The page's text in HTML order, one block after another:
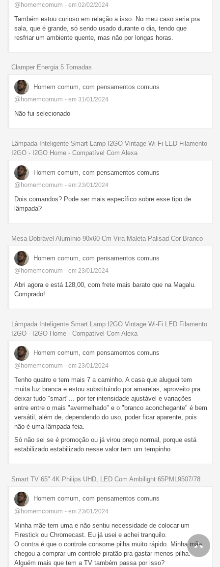
@homemcomum - em 02/02/2024
Também estou curioso em relação a isso. No meu caso seria pra
sala, que é grande, só sendo usado durante o dia, tendo que
resfriar um ambiente quente, mas não por longas horas.
Clamper Energia 5 Tomadas
Homem comum, com pensamentos comuns
@homemcomum - em 31/01/2024
Não fui selecionado
Lâmpada Inteligente Smart Lamp I2GO Vintage Wi-Fi LED Filamento
I2GO - I2GO Home - Compatível Com Alexa
Homem comum, com pensamentos comuns
@homemcomum - em 23/01/2024
Dois comandos? Pode ser mais específico sobre esse tipo de
lâmpada?
Mesa Dobrável Alumínio 90x60 Cm Vira Maleta Palisad Cor Branco
Homem comum, com pensamentos comuns
@homemcomum - em 23/01/2024
Abri agora e está 128,00, com frete mais barato que na Magalu.
Comprado!
Lâmpada Inteligente Smart Lamp I2GO Vintage Wi-Fi LED Filamento
I2GO - I2GO Home - Compatível Com Alexa
Homem comum, com pensamentos comuns
@homemcomum - em 23/01/2024
Tenho quatro e tem mais 7 a caminho. A casa que aluguei tem
muita luz branca e estou substituindo por amarelas, aproveito pra
deixar tudo "smart"... por ter intensidade ajustável e variações
entre entre o mais "avermelhado" e o "branco aconchegante" é bem
versátil, além de, dependendo do uso, poder ficar aparente, pois
não é uma lâmpada feia.
Só não sei se é promoção ou já virou preço normal, porque está
estabilizado estabilizado nesse valor tem um tempinho.
Smart TV 65" 4K Philips UHD, LED Com Ambilight 65PML9507/78
Homem comum, com pensamentos comuns
@homemcomum - em 23/01/2024
Minha mãe tem uma e não sentiu necessidade de colocar um
Firestick ou Chromecast. Eu já usei e achei tranquilo.
O contra é que o controle consome pilha muito rápido. Minha mãe
chegou a comprar um controle piratão pra gastar menos pilha.
Alguém mais que tem a TV também passa por isso?